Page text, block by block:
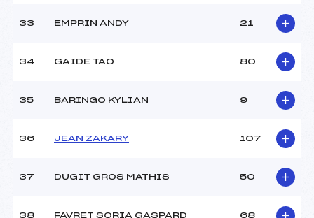
33 EMPRIN ANDY 21
34 GAIDE TAO 80
35 BARINGO KYLIAN 9
36 JEAN ZAKARY 107
37 DUGIT GROS MATHIS 50
38 FAVRET SORIA GASPARD 68